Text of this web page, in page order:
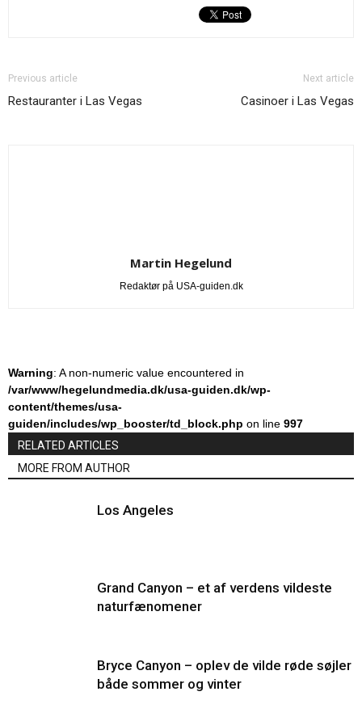
Previous article
Restauranter i Las Vegas
Next article
Casinoer i Las Vegas
Martin Hegelund
Redaktør på USA-guiden.dk
Warning: A non-numeric value encountered in
/var/www/hegelundmedia.dk/usa-guiden.dk/wp-
content/themes/usa-
guiden/includes/wp_booster/td_block.php on line 997
RELATED ARTICLES
MORE FROM AUTHOR
Los Angeles
Grand Canyon – et af verdens vildeste
naturfænomener
Bryce Canyon – oplev de vilde røde søjler
både sommer og vinter